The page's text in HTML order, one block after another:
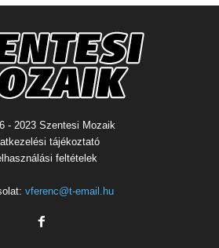
- 2023 Szentesi Mozaik
tájékoztató
feltételek
vferenc@t-email.hu